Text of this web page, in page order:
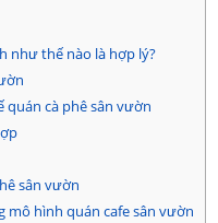
như thế nào là hợp lý?
quán cà phê sân vườn
sân vườn
mô hình quán cafe sân vườn